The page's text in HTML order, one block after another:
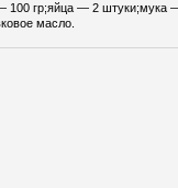
100 гр;яйца — 2
масло.